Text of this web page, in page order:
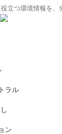
立つ環境情報を、
ラル
ン